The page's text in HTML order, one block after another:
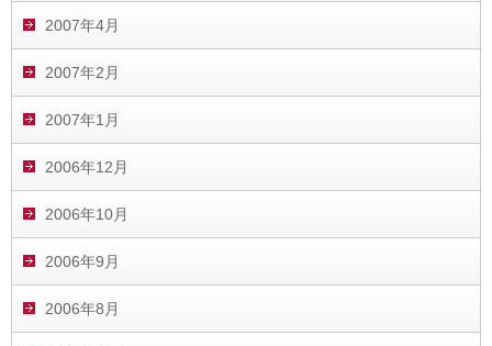
2007年4月
2007年2月
2007年1月
2006年12月
2006年10月
2006年9月
2006年8月